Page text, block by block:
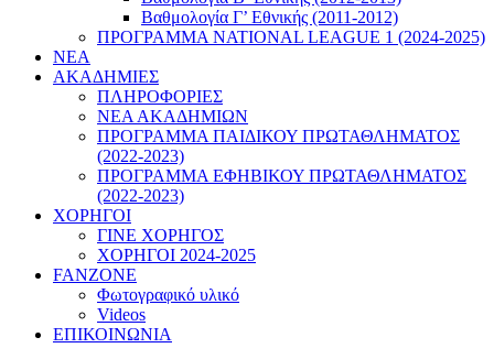
Βαθμολογία Γ’ Εθνικής (2011-2012)
ΠΡΟΓΡΑΜΜΑ NATIONAL LEAGUE 1 (2024-2025)
ΝΕΑ
ΑΚΑΔΗΜΙΕΣ
ΠΛΗΡΟΦΟΡΙΕΣ
ΝΕΑ ΑΚΑΔΗΜΙΩΝ
ΠΡΟΓΡΑΜΜΑ ΠΑΙΔΙΚΟΥ ΠΡΩΤΑΘΛΗΜΑΤΟΣ
(2022-2023)
ΠΡΟΓΡΑΜΜΑ ΕΦΗΒΙΚΟΥ ΠΡΩΤΑΘΛΗΜΑΤΟΣ
(2022-2023)
ΧΟΡΗΓΟΙ
ΓΙΝΕ ΧΟΡΗΓΟΣ
ΧΟΡΗΓΟΙ 2024-2025
FANZONE
Φωτογραφικό υλικό
Videos
ΕΠΙΚΟΙΝΩΝΙΑ